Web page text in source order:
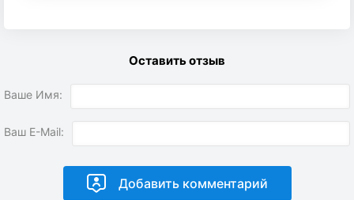
Оставить отзыв
Ваше Имя:
Ваш E-Mail: